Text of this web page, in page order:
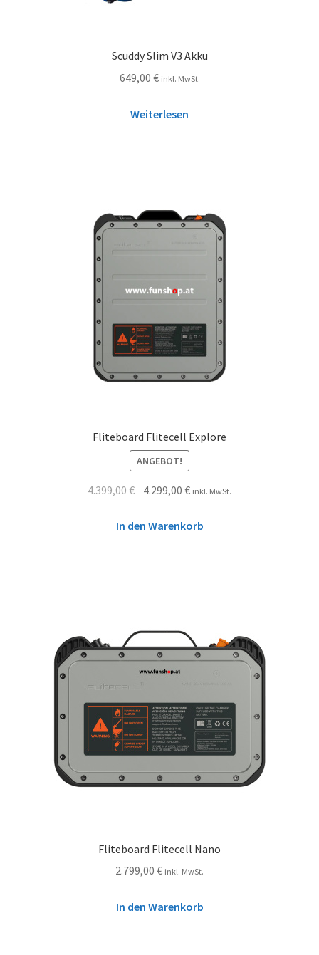
Scuddy Slim V3 Akku
649,00 € inkl. MwSt.
Weiterlesen
Fliteboard Flitecell Explore
ANGEBOT!
4.399,00€ 4.299,00€ inkl. MwSt.
In den Warenkorb
Fliteboard Flitecell Nano
2.799,00 € inkl. MwSt.
In den Warenkorb